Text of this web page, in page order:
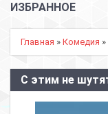
ИЗБРАННОЕ
Главная » Комедия
С этим не